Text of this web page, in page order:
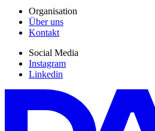
Organisation
Über uns
Kontakt
Social Media
Instagram
Linkedin